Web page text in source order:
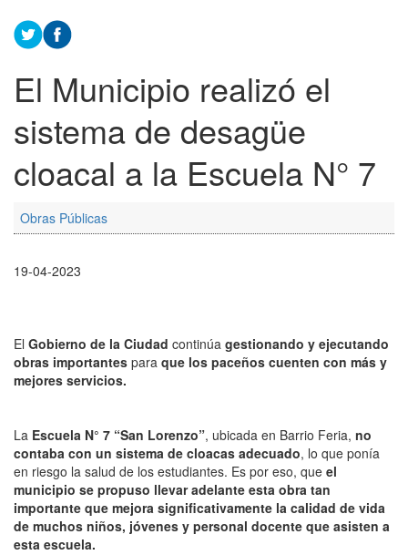
El Municipio realizó el
sistema de desagüe
cloacal a la Escuela N° 7
Obras Públicas
19-04-2023
El Gobierno de la Ciudad continúa gestionando y ejecutando
obras importantes para que los paceños cuenten con más y
mejores servicios.
La Escuela N° 7 “San Lorenzo”, ubicada en Barrio Feria, no
contaba con un sistema de cloacas adecuado, lo que ponía
en riesgo la salud de los estudiantes. Es por eso, que el
municipio se propuso llevar adelante esta obra tan
importante que mejora significativamente la calidad de vida
de muchos niños, jóvenes y personal docente que asisten a
esta escuela.